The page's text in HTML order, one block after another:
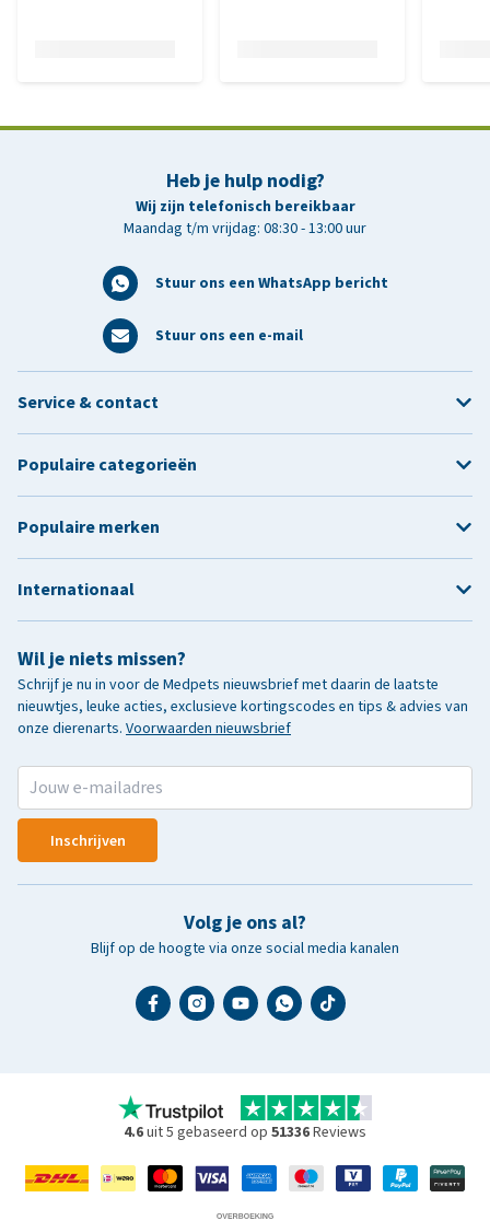
Heb je hulp nodig?
Wij zijn telefonisch bereikbaar
Maandag t/m vrijdag: 08:30 - 13:00 uur
Stuur ons een WhatsApp bericht
Stuur ons een e-mail
Wil je niets missen?
Schrijf je nu in voor de Medpets nieuwsbrief met daarin de laatste
nieuwtjes, leuke acties, exclusieve kortingscodes en tips & advies van
onze dierenarts. Voorwaarden nieuwsbrief
Inschrijven
Volg je ons al?
Blijf op de hoogte via onze social media kanalen
Service & contact
Populaire categorieën
Populaire merken
Internationaal
4.6uit 5 gebaseerd op 51336Reviews